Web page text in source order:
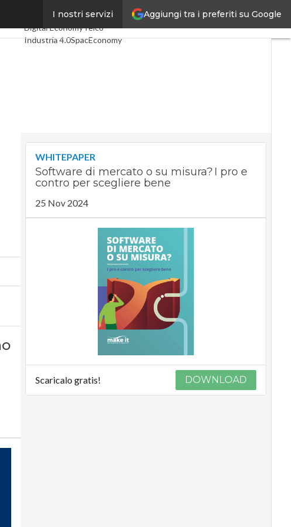
Aggiungi tra i preferiti su Google
I nostri servizi
Ultimi articoli
Digital EconomyTelco
Industria 4.0SpacEconomy
WHITEPAPER
Software di mercato o su misura? I pro e
contro per scegliere bene
25 Nov 2024
Scaricalo gratis! DOWNLOAD